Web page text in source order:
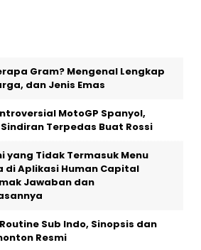
Gram? Mengenal Lengkap
dan Jenis Emas
MotoGP Spanyol,
Terpedas Buat Rossi
yang Tidak Termasuk Menu
di Aplikasi Human Capital
Jawaban dan
Sub Indo, Sinopsis dan
Resmi